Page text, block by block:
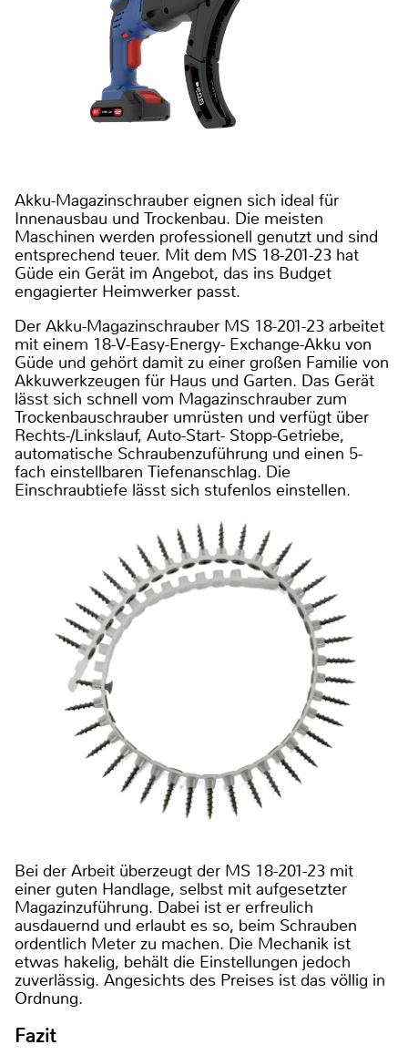
Akku-Magazinschrauber eignen sich ideal für
Innenausbau und Trockenbau. Die meisten
Maschinen werden professionell genutzt und sind
entsprechend teuer. Mit dem MS 18-201-23 hat
Güde ein Gerät im Angebot, das ins Budget
engagierter Heimwerker passt.
Der Akku-Magazinschrauber MS 18-201-23 arbeitet
mit einem 18-V-Easy-Energy- Exchange-Akku von
Güde und gehört damit zu einer großen Familie von
Akkuwerkzeugen für Haus und Garten. Das Gerät
lässt sich schnell vom Magazinschrauber zum
Trockenbauschrauber umrüsten und verfügt über
Rechts-/Linkslauf, Auto-Start- Stopp-Getriebe,
automatische Schraubenzuführung und einen 5-
fach einstellbaren Tiefenanschlag. Die
Einschraubtiefe lässt sich stufenlos einstellen.
Bei der Arbeit überzeugt der MS 18-201-23 mit
einer guten Handlage, selbst mit aufgesetzter
Magazinzuführung. Dabei ist er erfreulich
ausdauernd und erlaubt es so, beim Schrauben
ordentlich Meter zu machen. Die Mechanik ist
etwas hakelig, behält die Einstellungen jedoch
zuverlässig. Angesichts des Preises ist das völlig in
Ordnung.
Fazit